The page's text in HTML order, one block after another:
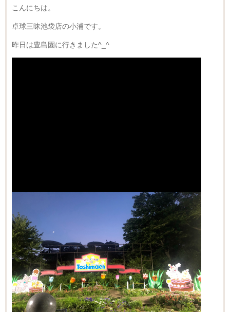
こんにちは。
卓球三昧池袋店の小浦です。
昨日は豊島園に行きました^_^